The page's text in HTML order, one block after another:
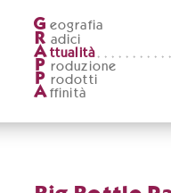
G eografia
R adici
A ttualità
P roduzione
P rodotti
A ffinità